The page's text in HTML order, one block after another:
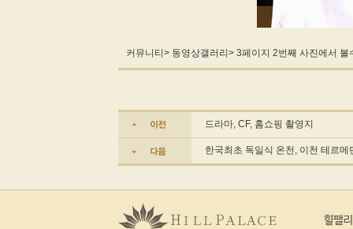
커뮤니티> 동영상갤러리> 3페이지 2번째 사진에서 볼
드라마, CF, 홈쇼핑 촬영지
한국최초 독일식 온천, 이천 테르